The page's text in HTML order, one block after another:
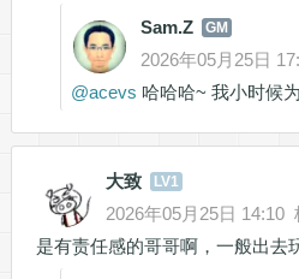
Sam.Z GM
2026年05月25日
@acevs 哈哈哈~ 我小时候
大致 LV1
2026年05月25日 14:10
是有责任感的哥哥啊，一般出去